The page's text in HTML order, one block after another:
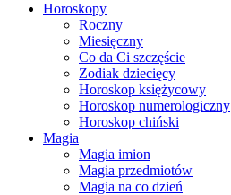
Horoskopy
Roczny
Miesięczny
Co da Ci szczęście
Zodiak dziecięcy
Horoskop księżycowy
Horoskop numerologiczny
Horoskop chiński
Magia
Magia imion
Magia przedmiotów
Magia na co dzień